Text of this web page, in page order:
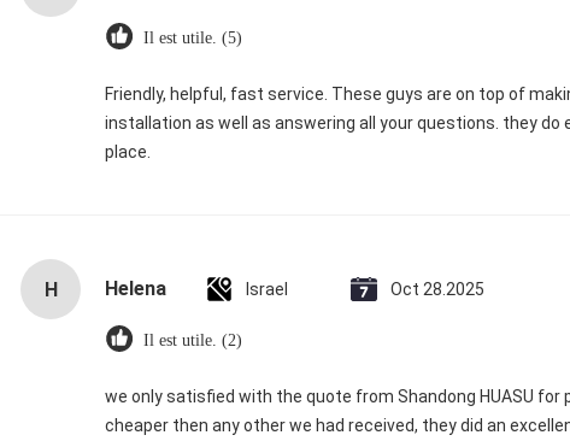
Il est utile. (5)
Friendly, helpful, fast service. These guys are on top of
installation as well as answering all your questions. they
place.
H Helena Israel Oct 28.2025
Il est utile. (2)
we only satisfied with the quote from Shandong HUASU
cheaper then any other we had received, they did an